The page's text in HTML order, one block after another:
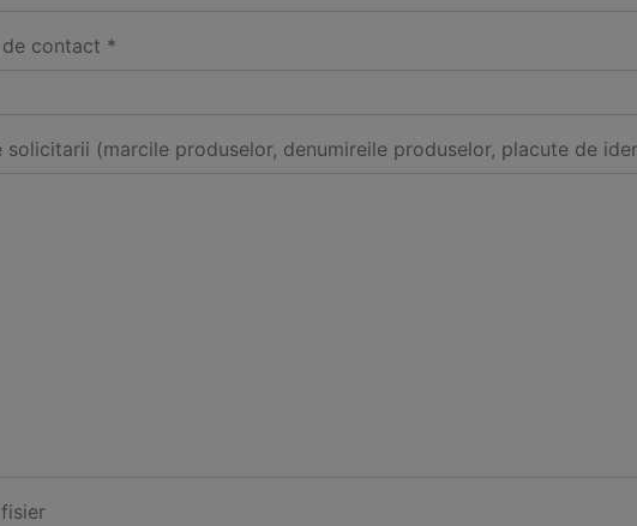
contact *
solicitarii (marcile produselor, denumireile produselor, placute de